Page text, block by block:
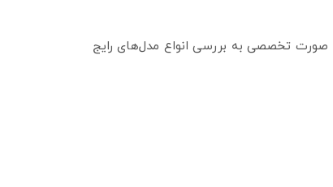
صورت تخصصی به بررسی انواع مدل‌های رایج